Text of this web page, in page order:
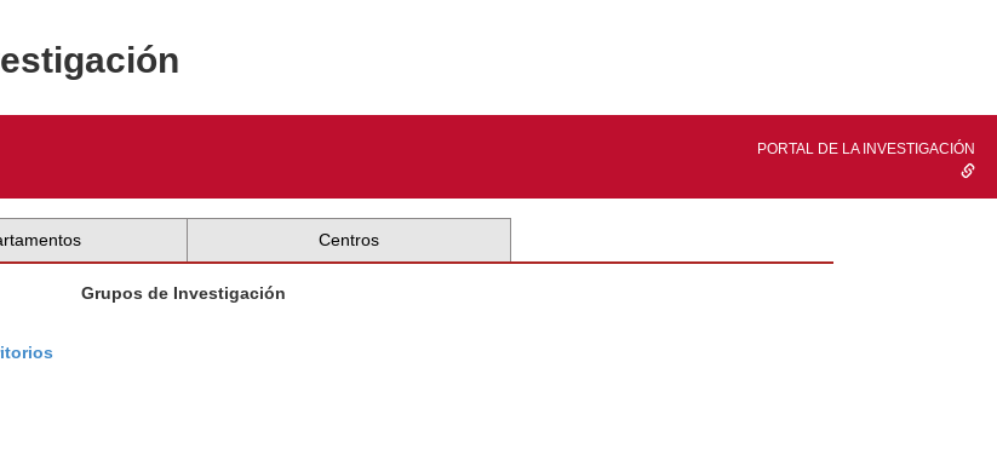
PORTAL DE LA INVESTIGACIÓN
Centros
Grupos de Investigación